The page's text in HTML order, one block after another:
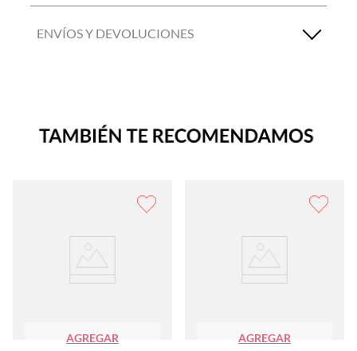
ENVÍOS Y DEVOLUCIONES
AGREGAR AGREGAR